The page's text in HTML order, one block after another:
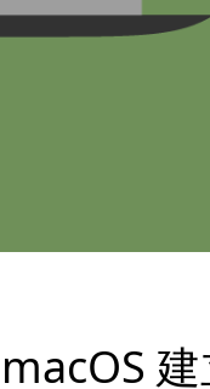
macOS